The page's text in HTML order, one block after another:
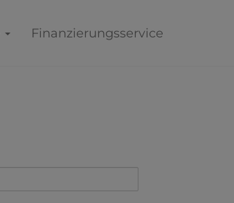
Finanzierungsservice